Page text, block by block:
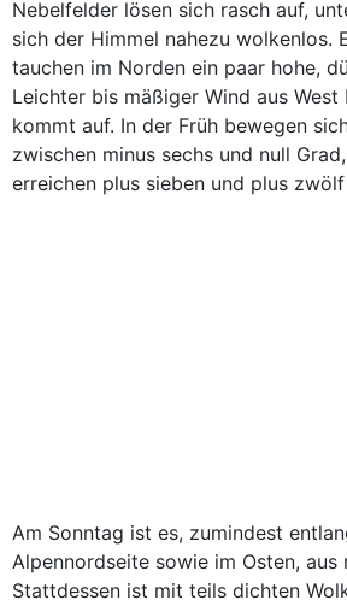
Nebelfelder lösen sich rasch auf,
sich der Himmel nahezu wolkenlos.
tauchen im Norden ein paar hohe,
Leichter bis mäßiger Wind aus
kommt auf. In der Früh bewegen
zwischen minus sechs und null
erreichen plus sieben und plus zwölf
Am Sonntag ist es, zumindest
Alpennordseite sowie im Osten, aus
Stattdessen ist mit teils dichten